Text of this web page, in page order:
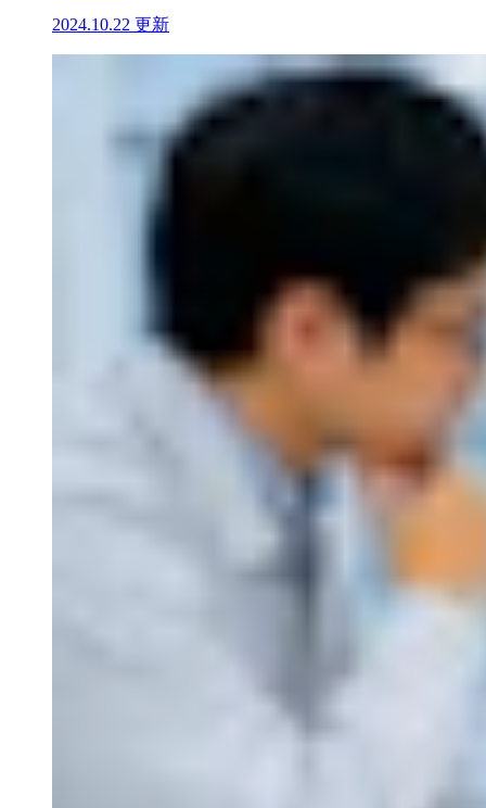
2024.10.22 更新